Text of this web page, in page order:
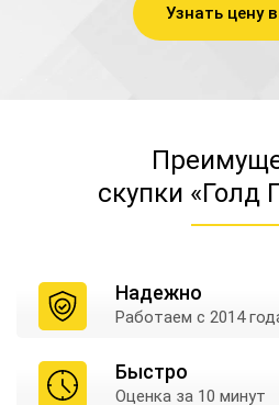
Узнать цену
скупки «Голд
Надежно
Работаем с 2014
Быстро
Оценка за 10 минут